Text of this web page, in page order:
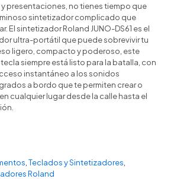
presentaciones, no tienes tiempo que
sintetizador complicado que
El sintetizador Roland JUNO-DS61 es el
ultra-portátil que puede sobrevivir tu
ligero, compacto y poderoso, este
siempre está listo para la batalla, con
instantáneo a los sonidos
a bordo que te permiten crear o
cualquier lugar desde la calle hasta el
Teclados y Sintetizadores
Roland